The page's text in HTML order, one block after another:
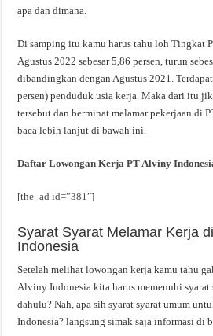
apa dan dimana.
Di samping itu kamu harus tahu loh Tingkat
Agustus 2022 sebesar 5,86 persen, turun
dibandingkan dengan Agustus 2021.
persen) penduduk usia kerja. Maka dari itu
tersebut dan berminat melamar pekerjaan di
baca lebih lanjut di bawah ini.
Daftar Lowongan Kerja PT Alviny
[the_ad id=”381″]
Syarat Syarat Melamar Kerja
Indonesia
Setelah melihat lowongan kerja kamu tahu
Alviny Indonesia kita harus memenuhi
dahulu? Nah, apa sih syarat syarat umum
Indonesia? langsung simak saja informasi di